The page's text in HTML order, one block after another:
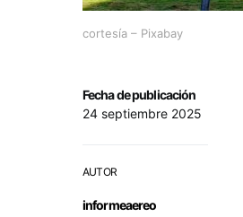
cortesía – Pixabay
Fecha de publicación
24 septiembre 2025
AUTOR
informeaereo